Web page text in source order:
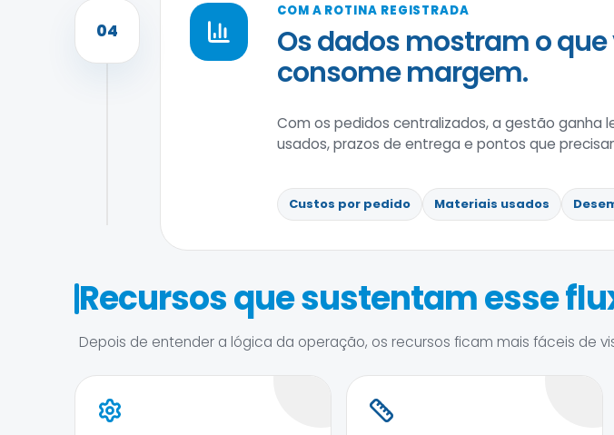
04
COM A ROTINA REGISTRADA
Os dados mostram o
consome margem.
Com os pedidos centralizados, a gestão ganha
usados, prazos de entrega e pontos que
Custos por pedido Materiais usados
Recursos que sustentam esse
Depois de entender a lógica da operação, os recursos ficam mais fáceis de